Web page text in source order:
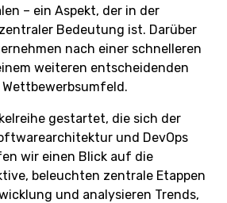
– ein Aspekt, der in der
Bedeutung ist. Darüber
nach einer schnelleren
weiteren entscheidenden
gestartet, die sich der
und DevOps
wir einen Blick auf die
beleuchten zentrale Etappen
und analysieren Trends,